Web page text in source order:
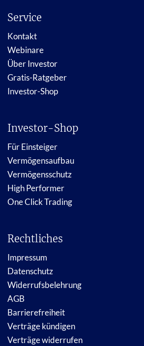
Service
Kontakt
Webinare
Über Investor
Gratis-Ratgeber
Investor-Shop
Investor-Shop
Für Einsteiger
Vermögensaufbau
Vermögensschutz
High Performer
One Click Trading
Rechtliches
Impressum
Datenschutz
Widerrufsbelehrung
AGB
Barrierefreiheit
Verträge kündigen
Verträge widerrufen